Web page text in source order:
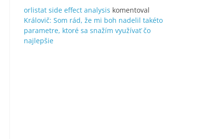
orlistat side effect analysis komentoval
Královič: Som rád, že mi boh nadelil takéto
parametre, ktoré sa snažím využívať čo
najlepšie